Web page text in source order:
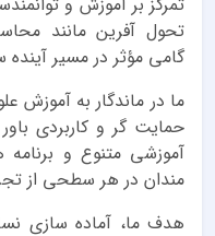
تحول آفرین مانند
گامی مؤثر در مسیر
ما در ماندگار به آموزش
حمایت گر و کاربردی
آموزشی متنوع و برنامه
مندان در هر سطحی از
هدف ما، آماده سازی